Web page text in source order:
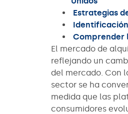
Estrategias
Comprender
El mercado de
reflejando un
del mercado. Con
sector se ha
medida que las
consumidores